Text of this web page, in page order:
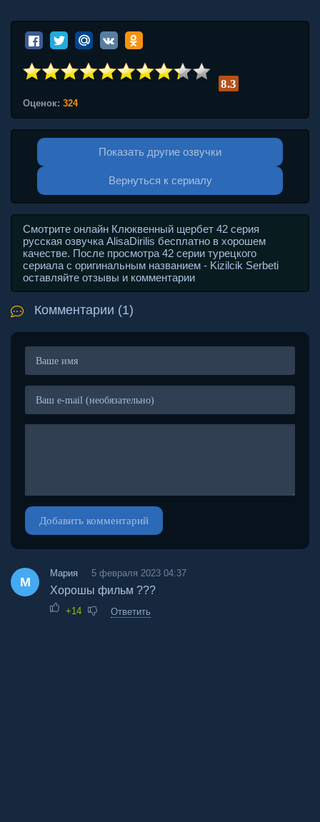
8.3
Оценок: 324
Показать другие озвучки
Вернуться к сериалу
Смотрите онлайн Клюквенный щербет 42 серия
русская озвучка AlisaDirilis бесплатно в хорошем
качестве. После просмотра 42 серии турецкого
сериала с оригинальным названием - Kizilcik Serbeti
оставляйте отзывы и комментарии
Комментарии (1)
Добавить комментарий
М
Мария 5 февраля 2023 04:37
Хорошы фильм ???
+14 Ответить